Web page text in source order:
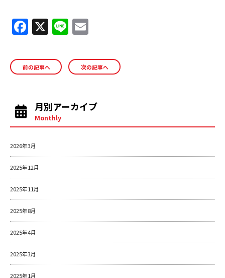
F
c
e
o
o
k
X Li
e ai
l
前の記事へ 次の記事へ
月別アーカイブ
Monthly
2026年3月
2025年12月
2025年11月
2025年8月
2025年4月
2025年3月
2025年1月